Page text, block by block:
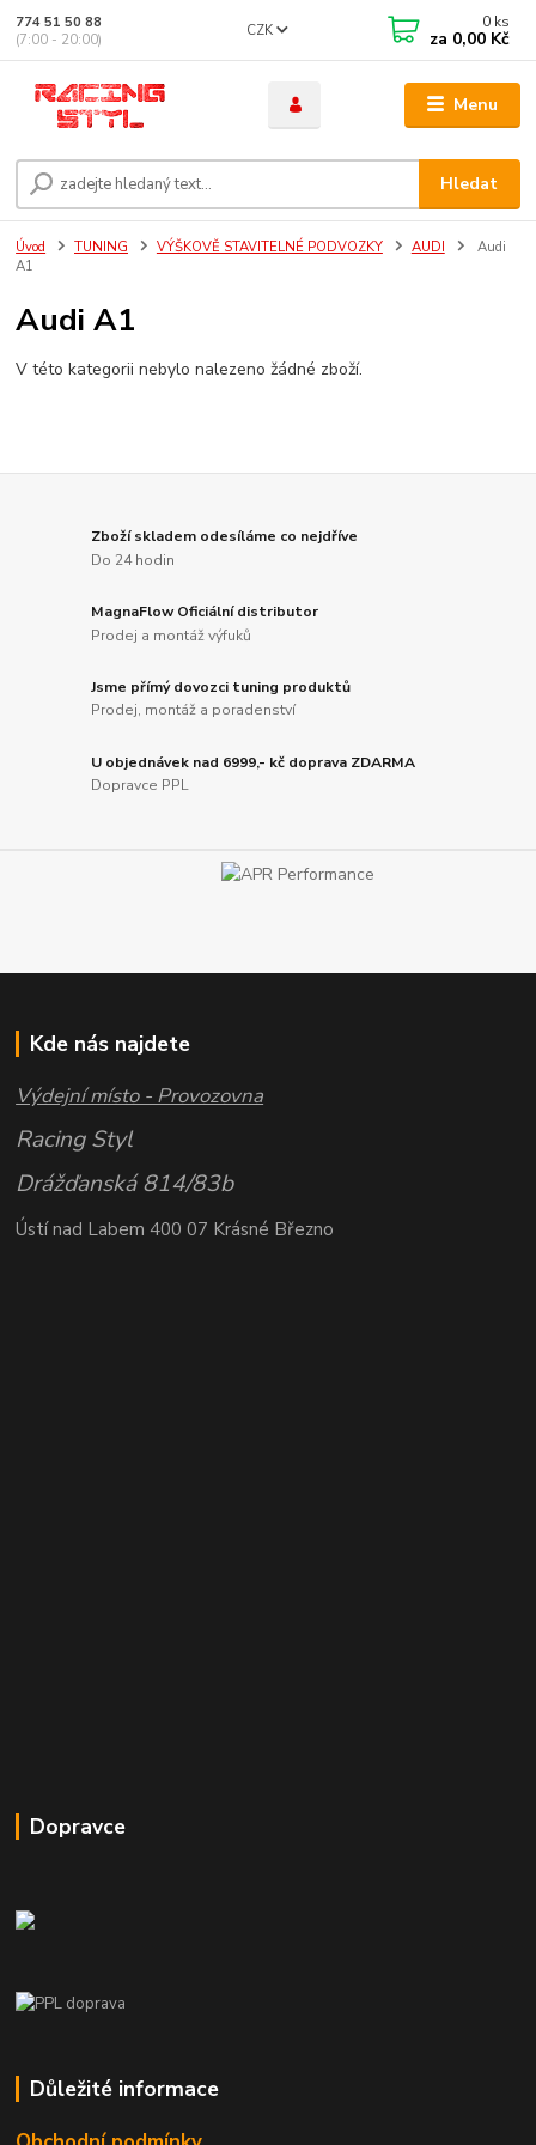
Menu
CZK
Hledat
774 51 50 88
(7:00 - 20:00)
0 ks
za 0,00 Kč
Úvod TUNING VÝŠKOVĚ STAVITELNÉ PODVOZKY AUDI
Audi
A1
Audi A1
V této kategorii nebylo nalezeno žádné zboží.
Zboží skladem odesíláme co nejdříve
Do 24 hodin
MagnaFlow Oficiální distributor
Prodej a montáž výfuků
Jsme přímý dovozci tuning produktů
Prodej, montáž a poradenství
U objednávek nad 6999,- kč doprava ZDARMA
Dopravce PPL
Kde nás najdete
Výdejní místo - Provozovna
Racing Styl
Drážďanská 814/83b
Ústí nad Labem 400 07 Krásné Březno
Dopravce
Důležité informace